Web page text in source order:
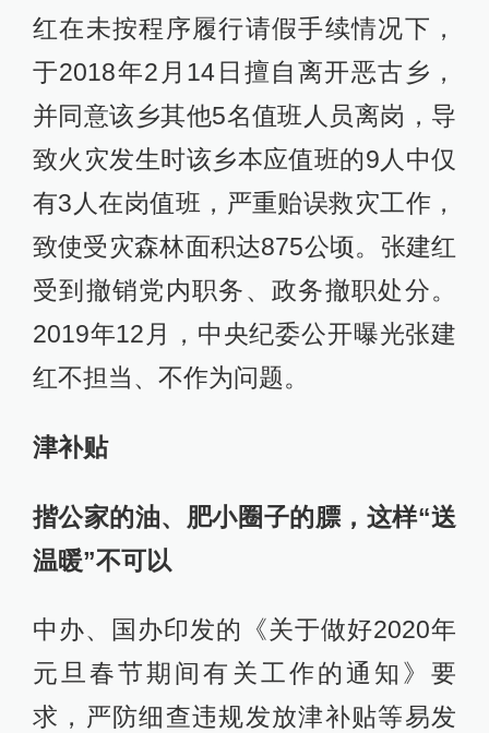
红在未按程序履行请假手续情况下，
于2018年2月14日擅自离开恶古乡，
并同意该乡其他5名值班人员离岗，导
致火灾发生时该乡本应值班的9人中仅
有3人在岗值班，严重贻误救灾工作，
致使受灾森林面积达875公顷。张建红
受到撤销党内职务、政务撤职处分。
2019年12月，中央纪委公开曝光张建
红不担当、不作为问题。
津补贴
揩公家的油、肥小圈子的膘，这样“送
温暖”不可以
中办、国办印发的《关于做好2020年
元旦春节期间有关工作的通知》要
求，严防细查违规发放津补贴等易发